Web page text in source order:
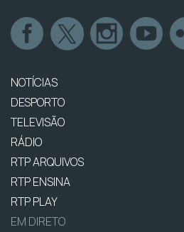
NOTÍCIAS
DESPORTO
TELEVISÃO
RÁDIO
RTP ARQUIVOS
RTP ENSINA
RTP PLAY
EM DIRETO